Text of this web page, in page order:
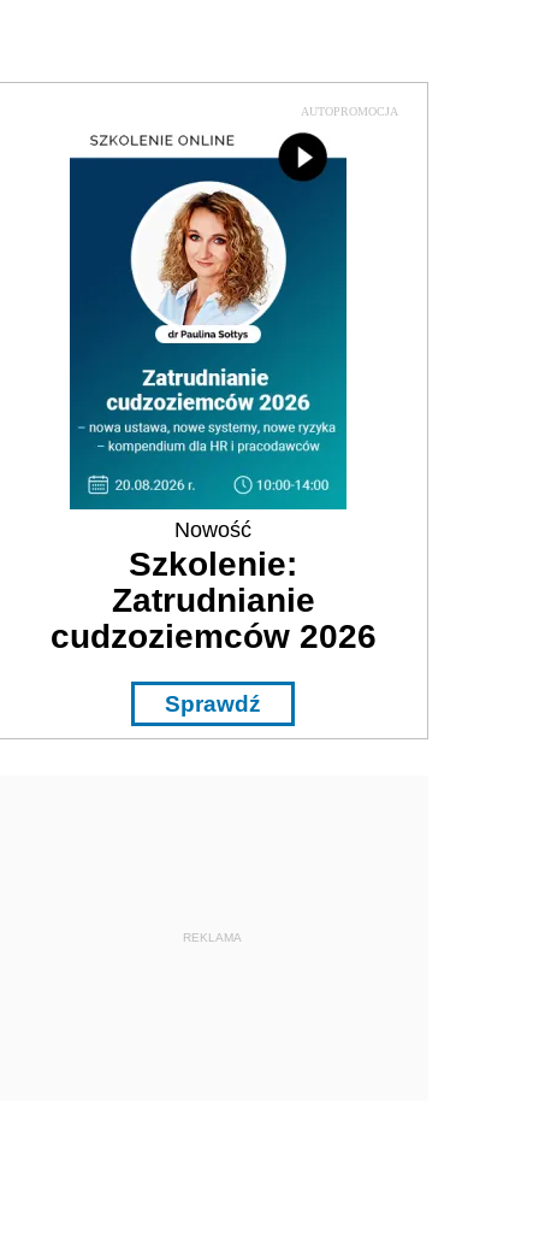
AUTOPROMOCJA
Nowość
Szkolenie:
Zatrudnianie
cudzoziemców 2026
Sprawdź
REKLAMA